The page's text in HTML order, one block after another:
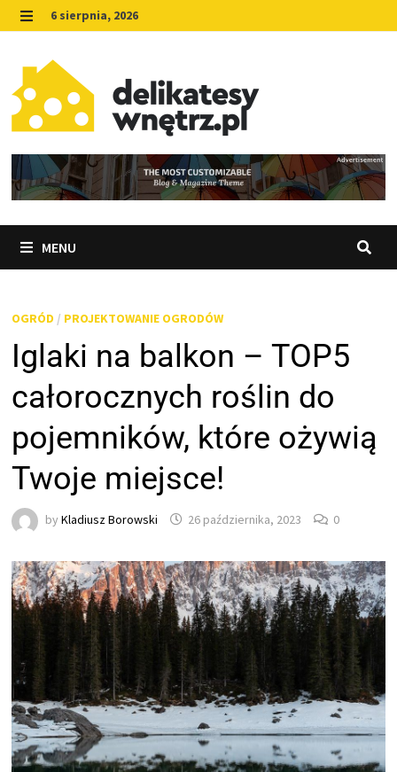
Skip
to
content
MENU
6 sierpnia, 2026
MENU
OGRÓD / PROJEKTOWANIE OGRODÓW
Iglaki na balkon – TOP5
całorocznych roślin do
pojemników, które ożywią
Twoje miejsce!
byKladiusz Borowski 26 października, 2023 0